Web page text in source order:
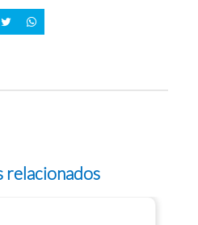
relacionados